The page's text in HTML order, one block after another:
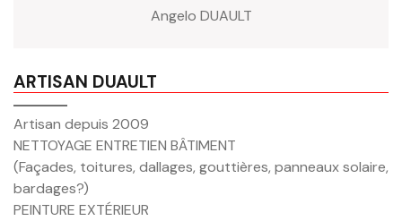
Angelo DUAULT
ARTISAN DUAULT
Artisan depuis 2009
NETTOYAGE ENTRETIEN BÂTIMENT
(Façades, toitures, dallages, gouttières, panneaux solaire,
bardages?)
PEINTURE EXTÉRIEUR